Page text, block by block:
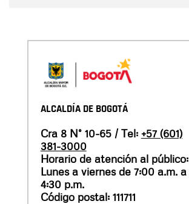
ALCALDÍA DE BOGOTÁ
Cra 8 N° 10-65 / Tel: +57 (601)
381-3000
Horario de atención al público:
Lunes a viernes de 7:00 a.m. a
4:30 p.m.
Código postal: 111711